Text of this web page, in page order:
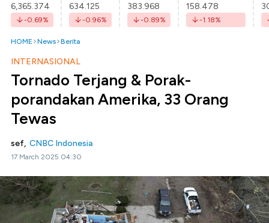
6,365.374
-0.69%
634.125
-0.96%
383.968
-0.89%
158.478
-1.18%
HOME News Berita
INTERNASIONAL
Tornado Terjang & Porak-
porandakan Amerika, 33 Orang
Tewas
sef, CNBC Indonesia
17 March 2025 04:30